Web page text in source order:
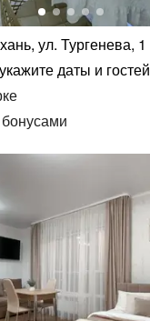
ул. Тургенева, 1
укажите даты и гостей